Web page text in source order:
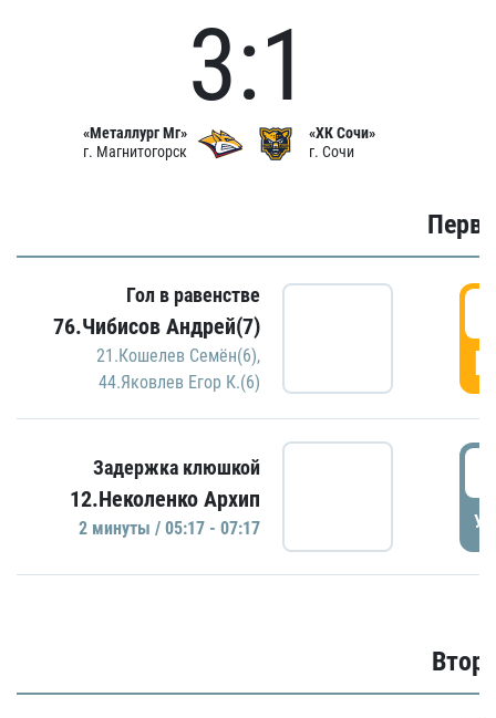
«Металлург Мг»
г. Магнитогорск
3:1
«ХК Сочи»
г. Сочи
Гол в равенстве
76.Чибисов Андрей(7)
21.Кошелев Семён(6),
44.Яковлев Егор К.(6)
Задержка клюшкой
12.Неколенко Архип
2 минуты / 05:17 - 07:17